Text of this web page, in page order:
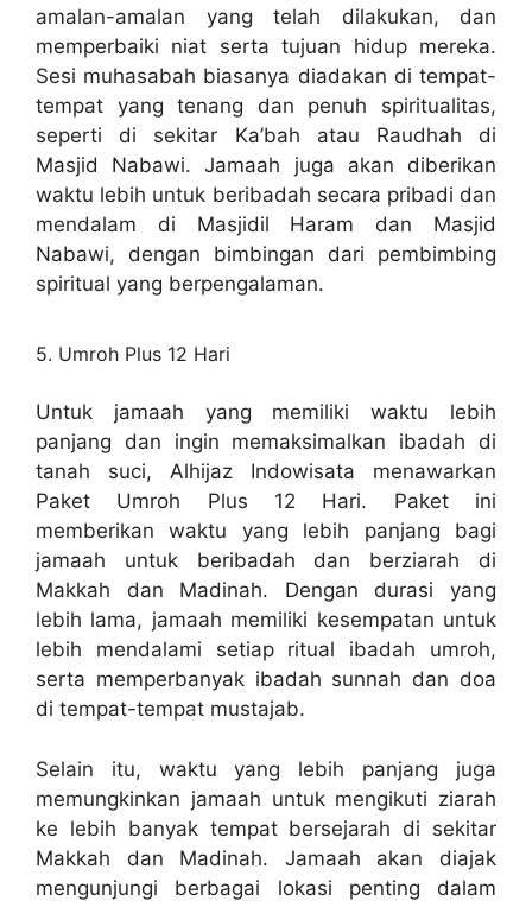
amalan-amalan yang telah dilakukan, dan
memperbaiki niat serta tujuan hidup mereka.
Sesi muhasabah biasanya diadakan di tempat-
tempat yang tenang dan penuh spiritualitas,
seperti di sekitar Ka’bah atau Raudhah di
Masjid Nabawi. Jamaah juga akan diberikan
waktu lebih untuk beribadah secara pribadi dan
mendalam di Masjidil Haram dan Masjid
Nabawi, dengan bimbingan dari pembimbing
spiritual yang berpengalaman.
5. Umroh Plus 12 Hari
Untuk jamaah yang memiliki waktu lebih
panjang dan ingin memaksimalkan ibadah di
tanah suci, Alhijaz Indowisata menawarkan
Paket Umroh Plus 12 Hari. Paket ini
memberikan waktu yang lebih panjang bagi
jamaah untuk beribadah dan berziarah di
Makkah dan Madinah. Dengan durasi yang
lebih lama, jamaah memiliki kesempatan untuk
lebih mendalami setiap ritual ibadah umroh,
serta memperbanyak ibadah sunnah dan doa
di tempat-tempat mustajab.
Selain itu, waktu yang lebih panjang juga
memungkinkan jamaah untuk mengikuti ziarah
ke lebih banyak tempat bersejarah di sekitar
Makkah dan Madinah. Jamaah akan diajak
mengunjungi berbagai lokasi penting dalam